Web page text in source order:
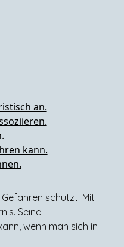
an.
kann.
schützt. Mit
Seine
wenn man sich in